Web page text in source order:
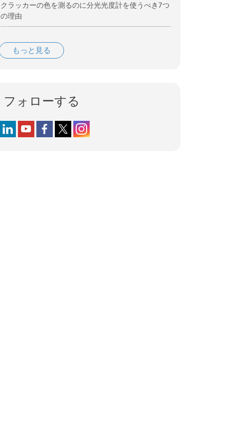
クラッカーの色を測るのに分光光度計を使うべき7つ
の理由
もっと見る
フォローする
Follow us on LinkedIn
Follow us on YouTube
Follow us on Facebook
Follow us on X (formerly Twitter)
Follow us on Instagram